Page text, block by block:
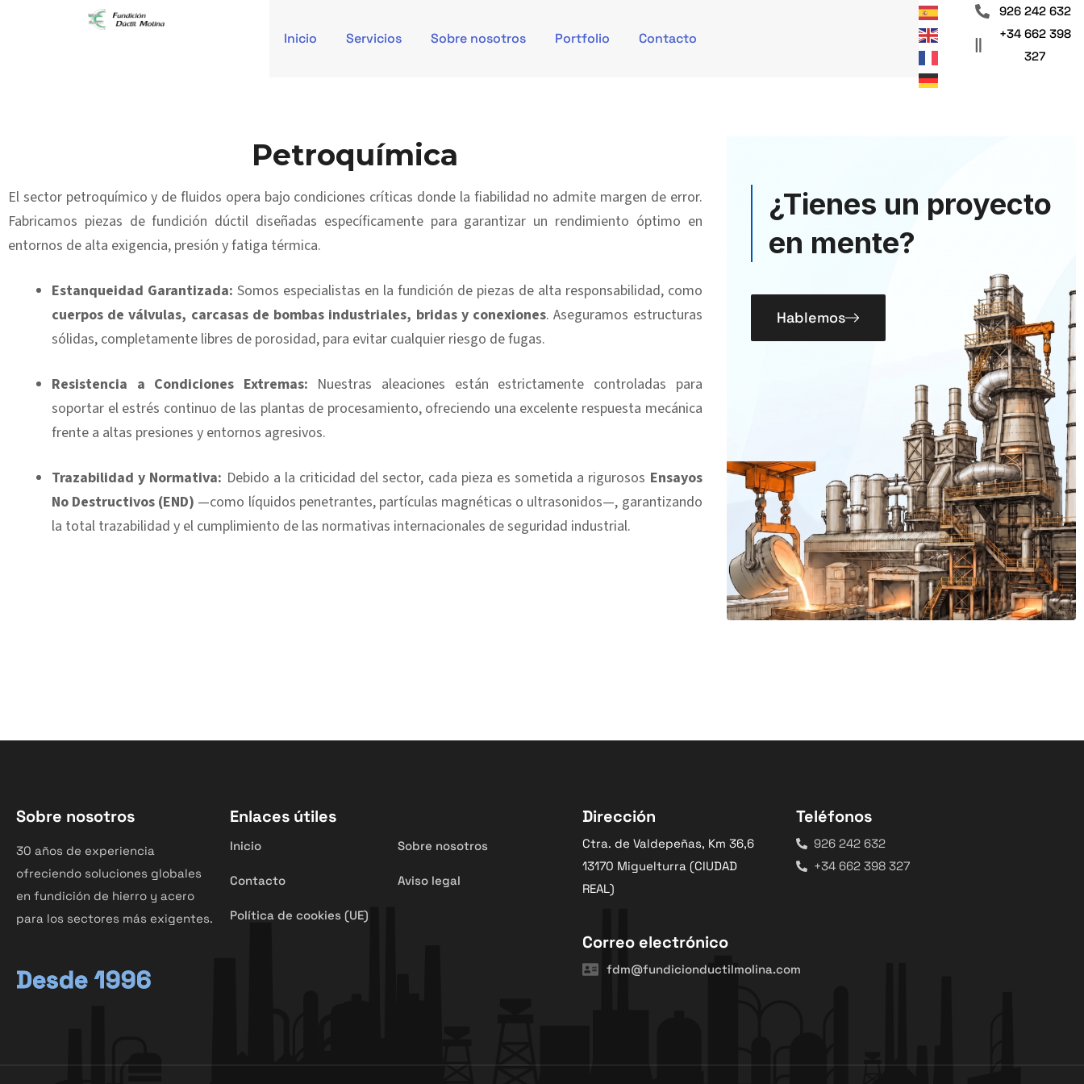
Inicio Servicios Sobre nosotros Portfolio Contacto
926 242 632
+34 662 398
327
Petroquímica
El sector petroquímico y de fluidos opera bajo condiciones críticas donde la fiabilidad no admite margen de error.
Fabricamos piezas de fundición dúctil diseñadas específicamente para garantizar un rendimiento óptimo en
entornos de alta exigencia, presión y fatiga térmica.
Estanqueidad Garantizada: Somos especialistas en la fundición de piezas de alta responsabilidad, como
cuerpos de válvulas, carcasas de bombas industriales, bridas y conexiones. Aseguramos estructuras
sólidas, completamente libres de porosidad, para evitar cualquier riesgo de fugas.
Resistencia a Condiciones Extremas: Nuestras aleaciones están estrictamente controladas para
soportar el estrés continuo de las plantas de procesamiento, ofreciendo una excelente respuesta mecánica
frente a altas presiones y entornos agresivos.
Trazabilidad y Normativa: Debido a la criticidad del sector, cada pieza es sometida a rigurosos Ensayos
No Destructivos (END) —como líquidos penetrantes, partículas magnéticas o ultrasonidos—, garantizando
la total trazabilidad y el cumplimiento de las normativas internacionales de seguridad industrial.
¿Tienes un proyecto
en mente?
Hablemos
Sobre nosotros
30 años de experiencia
ofreciendo soluciones globales
en fundición de hierro y acero
para los sectores más exigentes.
Desde 1996
Enlaces útiles
Inicio Sobre nosotros
Contacto Aviso legal
Política de cookies (UE)
Dirección
Ctra. de Valdepeñas, Km 36,6
13170 Miguelturra (CIUDAD
REAL)
Correo electrónico
fdm@fundicionductilmolina.com
Teléfonos
926 242 632
+34 662 398 327